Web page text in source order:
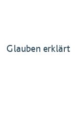
Glauben erklärt